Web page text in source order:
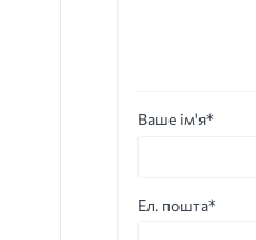
Ваше ім'я*
Ел. пошта*